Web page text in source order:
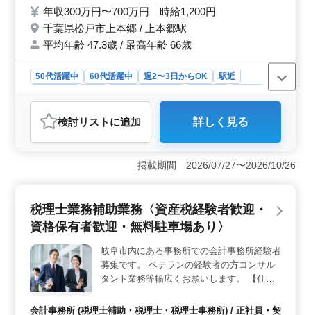
イアント〉 主に不動産オーナーなどの個人
がお客様になります。 〈備考〉 相続税申告
の業務に加えて、調整・仲裁なども行いま
す。 コミュニケーションの得意な方、ふる
ってご応募下さい。 税理士の方は優遇いた
します。 見識のあるシニア世代、中高年層
の方大募集です!
年収300万円〜700万円 時給1,200円
千葉県松戸市上本郷 / 上本郷駅
平均年齢 47.3歳 / 最高年齢 66歳
50代活躍中 60代活躍中 週2〜3日からOK
駅近
紹介予定派遣社員
アルバイト・パート
会計事務所
おすすめポイント
＜仕事内容＞ 経験豊富な方向けの税理士補助業務の求
ン能力が必要で、税理士の方は歓迎されています。
＜クライアント＞ 不動産オーナーなど個人がメインと
なっています。相続税申告の他、調整・仲裁業務もあり
人です。 ＜就業条件＞ 多様な雇用形態があり、フ
ルタイムの年収は300〜700万円。パートの場合、時給
1200円程度です。週3〜5日勤務で土日祝休みで、残業は
繁忙期を除いて基本的にありません。
検討リスト に追加 詳しく見る
掲載期間 2026/07/27〜2026/10/26
税理士業務補助業務〈資産税経験者歓迎・
資格保有者歓迎・無料駐車場あり〉
岐阜市内にある事務所での会計事務所経験者
募集です。 ベテランの経験者の方コンサル
タント業務等幅広くお願いします。 【仕事
算・申告書の作成 ・巡回監査 ・税務に関係
会計事務所 (税理士補助・税理士・税理士事務所) / 正社員・契